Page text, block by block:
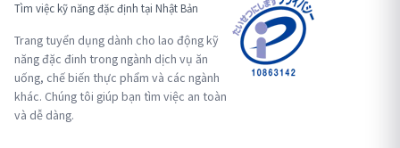
Tìm việc kỹ năng đặc định tại Nhật Bản
Trang tuyển dụng dành cho lao động kỹ
năng đặc đinh trong ngành dịch vụ ăn
uống, chế biến thực phẩm và các ngành
khác. Chúng tôi giúp bạn tìm việc an toàn
và dễ dàng.